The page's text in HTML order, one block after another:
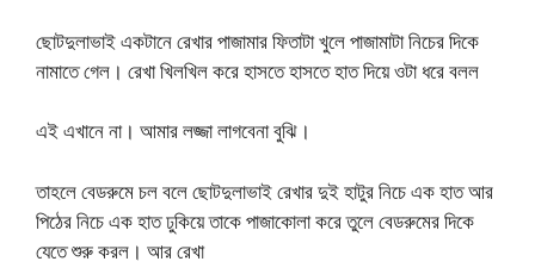
ছোটদুলাভাই একটানে রেখার পাজামার ফিতাটা খুলে পাজামাটা নিচের দিকে
নামাতে গেল। রেখা খিলখিল করে হাসতে হাসতে হাত দিয়ে ওটা ধরে বলল
এই এখানে না। আমার লজ্জা লাগবেনা বুঝি।
তাহলে বেডরুমে চল বলে ছোটদুলাভাই রেখার দুই হাটুর নিচে এক হাত আর
পিঠের নিচে এক হাত ঢুকিয়ে তাকে পাজাকোলা করে তুলে বেডরুমের দিকে
যেতে শুরু করল। আর রেখা